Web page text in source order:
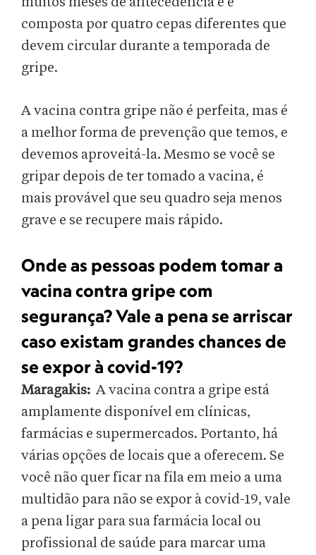
composta por quatro cepas diferentes que
devem circular durante a temporada de
gripe.
A vacina contra gripe não é perfeita, mas é
a melhor forma de prevenção que temos, e
devemos aproveitá-la. Mesmo se você se
gripar depois de ter tomado a vacina, é
mais provável que seu quadro seja menos
grave e se recupere mais rápido.
Onde as pessoas podem tomar a
vacina contra gripe com
segurança? Vale a pena se arriscar
caso existam grandes chances de
se expor à covid-19?
Maragakis: A vacina contra a gripe está
amplamente disponível em clínicas,
farmácias e supermercados. Portanto, há
várias opções de locais que a oferecem. Se
você não quer ficar na fila em meio a uma
multidão para não se expor à covid-19, vale
a pena ligar para sua farmácia local ou
profissional de saúde para marcar uma